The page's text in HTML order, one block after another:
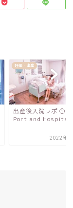
妊娠・出産
夫が2週間の育児休
りました。具体的に
2022年9